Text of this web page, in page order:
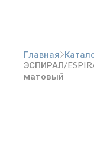
Главная
ЭСПИРАЛ/
матовый